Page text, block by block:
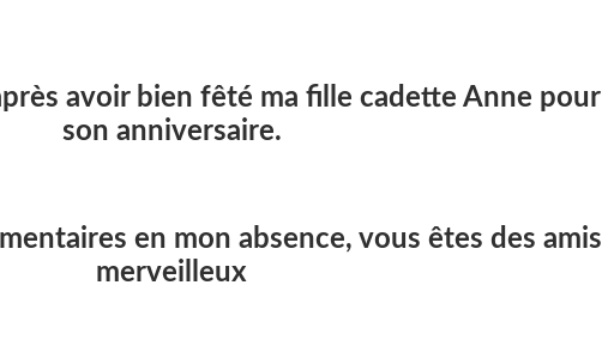
avoir bien fêté ma fille cadette Anne pour
son anniversaire.
en mon absence, vous êtes des amis
merveilleux